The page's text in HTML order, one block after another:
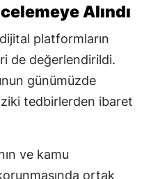
Alındı
platformların
de değerlendirildi.
günümüzde
tedbirlerden ibaret
ve kamu
ortak